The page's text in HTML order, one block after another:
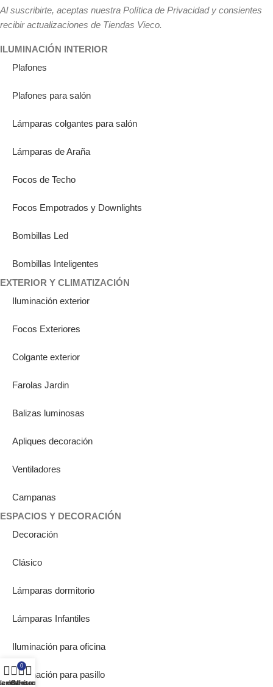
Al suscribirte, aceptas nuestra Política de Privacidad y consientes
recibir actualizaciones de Tiendas Vieco.
ILUMINACIÓN INTERIOR
Plafones
Plafones para salón
Lámparas colgantes para salón
Lámparas de Araña
Focos de Techo
Focos Empotrados y Downlights
Bombillas Led
Bombillas Inteligentes
EXTERIOR Y CLIMATIZACIÓN
Iluminación exterior
Focos Exteriores
Colgante exterior
Farolas Jardin
Balizas luminosas
Apliques decoración
Ventiladores
Campanas
ESPACIOS Y DECORACIÓN
Decoración
Clásico
Lámparas dormitorio
Lámparas Infantiles
Iluminación para oficina
Iluminación para pasillo
de deseos
0
Carrito
Mi cuenta